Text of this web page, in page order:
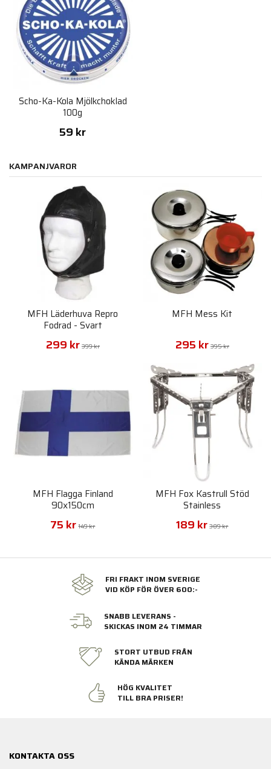
Scho-Ka-Kola Mjölkchoklad
100g
59 kr
KAMPANJVAROR
MFH Läderhuva Repro
Fodrad - Svart
299 kr 399 kr
MFH Mess Kit
295 kr 395 kr
MFH Flagga Finland
90x150cm
75 kr 149 kr
MFH Fox Kastrull Stöd
Stainless
189 kr 389 kr
FRI FRAKT INOM SVERIGE
VID KÖP FÖR ÖVER 600:-
SNABB LEVERANS -
SKICKAS INOM 24 TIMMAR
STORT UTBUD FRÅN
KÄNDA MÄRKEN
HÖG KVALITET
TILL BRA PRISER!
KONTAKTA OSS